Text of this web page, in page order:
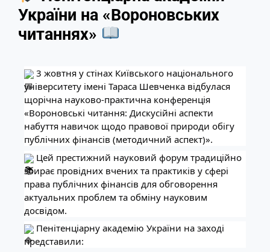
України на «Вороновських
читаннях»
3 жовтня у стінах Київського національного
університету імені Тараса Шевченка відбулася
щорічна науково-практична конференція
«Вороновські читання: Дискусійні аспекти
набуття навичок щодо правової природи обігу
публічних фінансів (методичний аспект)».
Цей престижний науковий форум традиційно
збирає провідних вчених та практиків у сфері
права публічних фінансів для обговорення
актуальних проблем та обміну науковим
досвідом.
Пенітенціарну академію України на заході
представили: